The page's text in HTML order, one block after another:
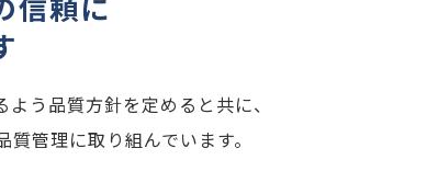
う品質方針を定めると共に、
管理に取り組んでいます。